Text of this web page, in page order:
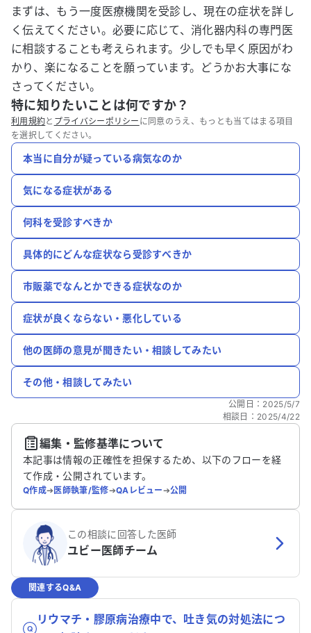
まずは、もう一度医療機関を受診し、現在の症状を詳し
く伝えてください。必要に応じて、消化器内科の専門医
に相談することも考えられます。少しでも早く原因がわ
かり、楽になることを願っています。どうかお大事にな
さってください。
特に知りたいことは何ですか？
利用規約と プライバシーポリシー に同意のうえ、もっとも当てはまる項目
を選択してください。
本当に自分が疑っている病気なのか
気になる症状がある
何科を受診すべきか
具体的にどんな症状なら受診すべきか
市販薬でなんとかできる症状なのか
症状が良くならない・悪化している
他の医師の意見が聞きたい・相談してみたい
その他・相談してみたい
公開日 ： 2025/5/7
相談日 ： 2025/4/22
編集・監修基準について
本記事は情報の正確性を担保するため、以下のフローを経
て作成・公開されています。
Q作成➔医師執筆/監修➔QAレビュー➔公開
この相談に回答した医師
ユビー医師チーム
関連するQ&A
リウマチ・膠原病治療中で、吐き気の対処法につ